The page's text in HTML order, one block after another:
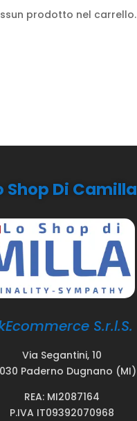
prodotto nel carrello.
Shop Di Camilla
S.r.l.S.
Via Segantini, 10
Paderno Dugnano (MI)
REA: MI2087164
P.IVA IT09392070968